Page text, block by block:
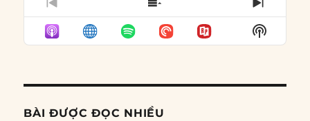
PREVIOUS
EPISODE
SHOW
EPISODES
LIST
NEXT
Show
Podcast
BÀI ĐƯỢC ĐỌC NHIỀU